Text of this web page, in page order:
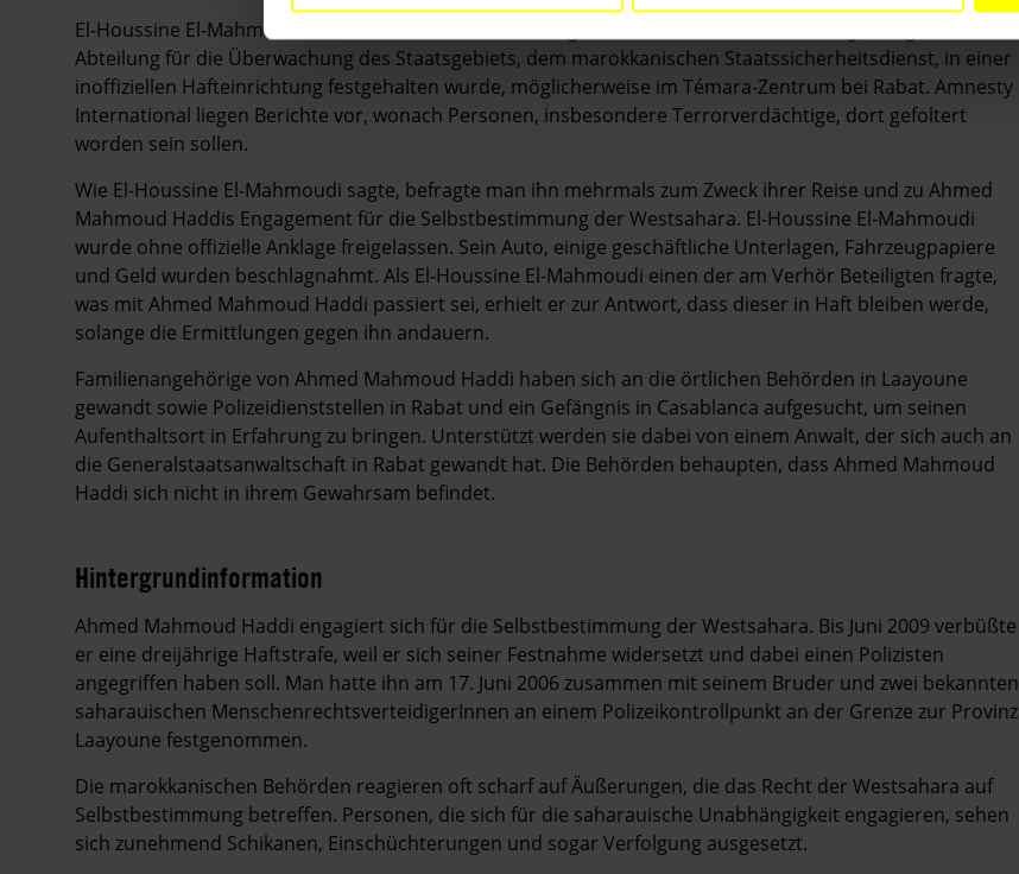
El-Houssine El-Mahmoudi kam am 3. November frei. Er geht davon aus, dass er von Angehörigen der
Abteilung für die Überwachung des Staatsgebiets, dem marokkanischen Staatssicherheitsdienst, in einer
inoffiziellen Hafteinrichtung festgehalten wurde, möglicherweise im Témara-Zentrum bei Rabat. Amnesty
International liegen Berichte vor, wonach Personen, insbesondere Terrorverdächtige, dort gefoltert
worden sein sollen.
Wie El-Houssine El-Mahmoudi sagte, befragte man ihn mehrmals zum Zweck ihrer Reise und zu Ahmed
Mahmoud Haddis Engagement für die Selbstbestimmung der Westsahara. El-Houssine El-Mahmoudi
wurde ohne offizielle Anklage freigelassen. Sein Auto, einige geschäftliche Unterlagen, Fahrzeugpapiere
und Geld wurden beschlagnahmt. Als El-Houssine El-Mahmoudi einen der am Verhör Beteiligten fragte,
was mit Ahmed Mahmoud Haddi passiert sei, erhielt er zur Antwort, dass dieser in Haft bleiben werde,
solange die Ermittlungen gegen ihn andauern.
Familienangehörige von Ahmed Mahmoud Haddi haben sich an die örtlichen Behörden in Laayoune
gewandt sowie Polizeidienststellen in Rabat und ein Gefängnis in Casablanca aufgesucht, um seinen
Aufenthaltsort in Erfahrung zu bringen. Unterstützt werden sie dabei von einem Anwalt, der sich auch an
die Generalstaatsanwaltschaft in Rabat gewandt hat. Die Behörden behaupten, dass Ahmed Mahmoud
Haddi sich nicht in ihrem Gewahrsam befindet.
Hintergrundinformation
Hintergrund
Ahmed Mahmoud Haddi engagiert sich für die Selbstbestimmung der Westsahara. Bis Juni 2009 verbüßte
er eine dreijährige Haftstrafe, weil er sich seiner Festnahme widersetzt und dabei einen Polizisten
angegriffen haben soll. Man hatte ihn am 17. Juni 2006 zusammen mit seinem Bruder und zwei bekannten
saharauischen MenschenrechtsverteidigerInnen an einem Polizeikontrollpunkt an der Grenze zur Provinz
Laayoune festgenommen.
Die marokkanischen Behörden reagieren oft scharf auf Äußerungen, die das Recht der Westsahara auf
Selbstbestimmung betreffen. Personen, die sich für die saharauische Unabhängigkeit engagieren, sehen
sich zunehmend Schikanen, Einschüchterungen und sogar Verfolgung ausgesetzt.